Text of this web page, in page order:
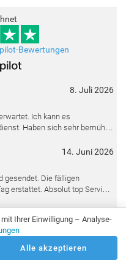
Bewertungen
8. Juli 2026
Ich kann es
14. Juni 2026
gesendet. Die fälligen
erstattet. Absolut top Service
Ihrer Einwilligung – Analyse-
Alle akzeptieren